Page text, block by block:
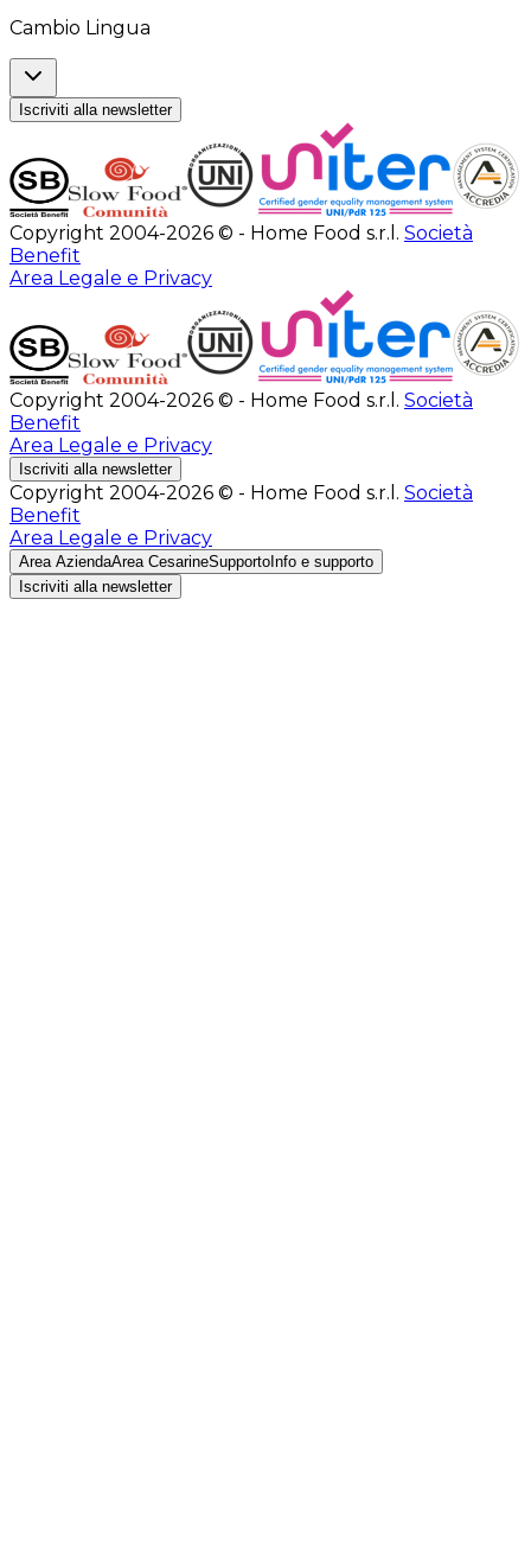
Cambio Lingua
Iscriviti alla newsletter
Copyright 2004-2026 © - Home Food s.r.l. Società
Benefit
Area Legale e Privacy
Copyright 2004-2026 © - Home Food s.r.l. Società
Benefit
Area Legale e Privacy
Iscriviti alla newsletter
Copyright 2004-2026 © - Home Food s.r.l. Società
Benefit
Area Legale e Privacy
Area AziendaArea CesarineSupporto Info e supporto
Iscriviti alla newsletter